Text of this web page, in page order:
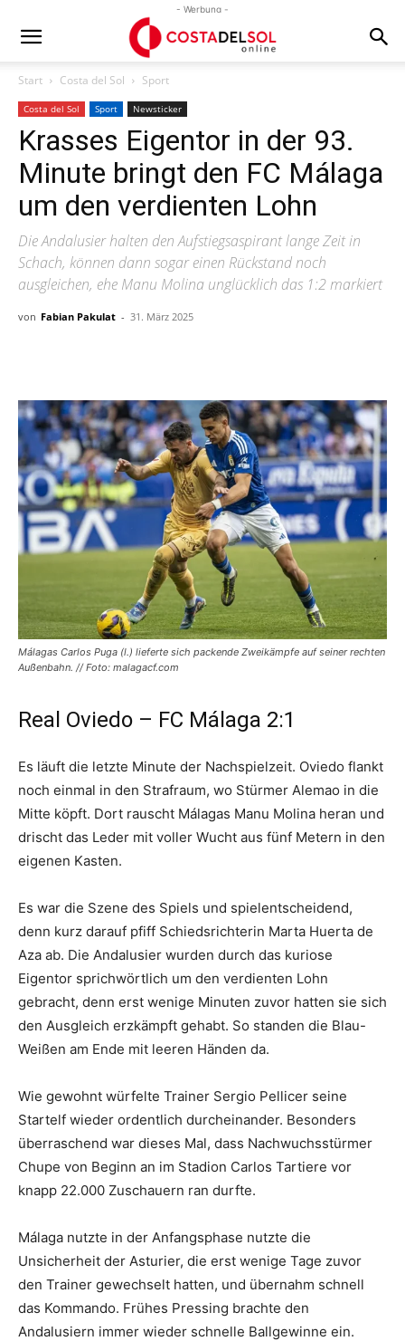
- Werbung -
Start Costa del Sol Sport
Costa del Sol Sport Newsticker
Krasses Eigentor in der 93.
Minute bringt den FC Málaga
um den verdienten Lohn
Die Andalusier halten den Aufstiegsaspirant lange Zeit in
Schach, können dann sogar einen Rückstand noch
ausgleichen, ehe Manu Molina unglücklich das 1:2 markiert
von Fabian Pakulat - 31. März 2025
Málagas Carlos Puga (l.) lieferte sich packende Zweikämpfe auf seiner rechten
Außenbahn. // Foto: malagacf.com
Real Oviedo – FC Málaga 2:1
Es läuft die letzte Minute der Nachspielzeit. Oviedo flankt
noch einmal in den Strafraum, wo Stürmer Alemao in die
Mitte köpft. Dort rauscht Málagas Manu Molina heran und
drischt das Leder mit voller Wucht aus fünf Metern in den
eigenen Kasten.
Es war die Szene des Spiels und spielentscheidend,
denn kurz darauf pfiff Schiedsrichterin Marta Huerta de
Aza ab. Die Andalusier wurden durch das kuriose
Eigentor sprichwörtlich um den verdienten Lohn
gebracht, denn erst wenige Minuten zuvor hatten sie sich
den Ausgleich erzkämpft gehabt. So standen die Blau-
Weißen am Ende mit leeren Händen da.
Wie gewohnt würfelte Trainer Sergio Pellicer seine
Startelf wieder ordentlich durcheinander. Besonders
überraschend war dieses Mal, dass Nachwuchsstürmer
Chupe von Beginn an im Stadion Carlos Tartiere vor
knapp 22.000 Zuschauern ran durfte.
Málaga nutzte in der Anfangsphase nutzte die
Unsicherheit der Asturier, die erst wenige Tage zuvor
den Trainer gewechselt hatten, und übernahm schnell
das Kommando. Frühes Pressing brachte den
Andalusiern immer wieder schnelle Ballgewinne ein.